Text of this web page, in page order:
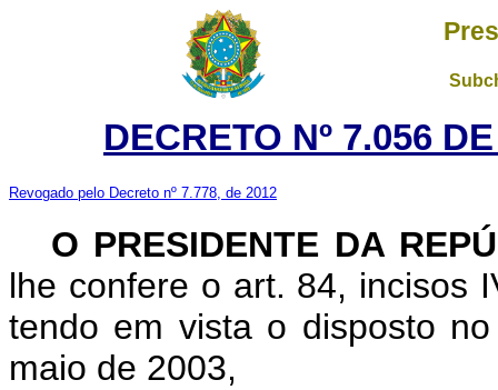
DECRETO Nº 7.056
Revogado pelo Decreto nº 7.778, de 2012
O PRESIDENTE DA
lhe confere o art. 84, incisos
tendo em vista o disposto
maio de 2003,